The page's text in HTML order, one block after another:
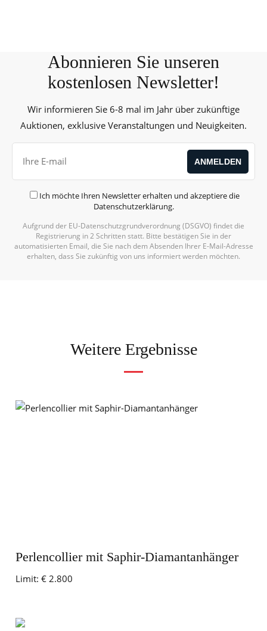
Abonnieren Sie unseren
kostenlosen Newsletter!
Wir informieren Sie 6-8 mal im Jahr über zukünftige
Auktionen, exklusive Veranstaltungen und Neuigkeiten.
Ich möchte Ihren Newsletter erhalten und akzeptiere die
Datenschutzerklärung.
Aufgrund der EU-Datenschutzgrundverordnung (DSGVO) findet die
Registrierung in 2 Schritten statt. Bitte bestätigen Sie in der
automatisierten Email, die Sie nach dem Absenden Ihrer E-Mail-Adresse
erhalten, dass Sie zukünftig von uns informiert werden möchten.
Weitere Ergebnisse
Perlencollier mit Saphir-Diamantanhänger
Limit: € 2.800